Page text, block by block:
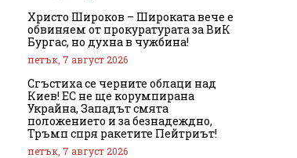
Христо Широков – Широката вече е
обвиняем от прокуратурата за ВиК
Бургас, но духна в чужбина!
петък, 7 август 2026
Сгъстиха се черните облаци над
Киев! ЕС не ще корумпирана
Украйна, Западът смята
положението и за безнадеждно,
Тръмп спря ракетите Пейтриът!
петък, 7 август 2026